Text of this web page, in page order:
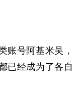
号阿基米吴，
已经成为了各自